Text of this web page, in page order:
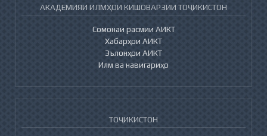
АКАДЕМИЯИ ИЛМҲОИ КИШОВАРЗИИ ТОҶИКИСТОН
Сомонаи расмии АИКТ
Хабарҳои АИКТ
Эълонҳои АИКТ
Илм ва навигариҳо
ТОҶИКИСТОН